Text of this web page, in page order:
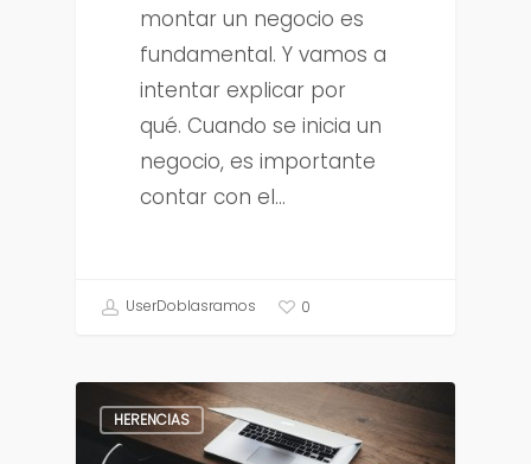
montar un negocio es
fundamental. Y vamos a
intentar explicar por
qué. Cuando se inicia un
negocio, es importante
contar con el…
UserDoblasramos 0
HERENCIAS